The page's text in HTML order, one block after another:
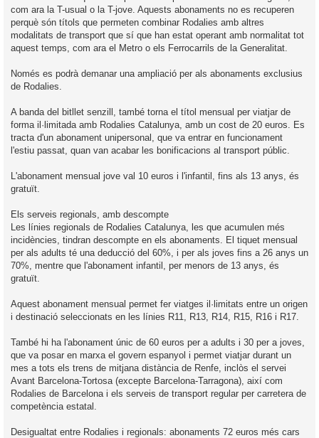
com ara la T-usual o la T-jove. Aquests abonaments no es recuperen
perquè són títols que permeten combinar Rodalies amb altres
modalitats de transport que sí que han estat operant amb normalitat tot
aquest temps, com ara el Metro o els Ferrocarrils de la Generalitat.
Només es podrà demanar una ampliació per als abonaments exclusius
de Rodalies.
A banda del bitllet senzill, també torna el títol mensual per viatjar de
forma il·limitada amb Rodalies Catalunya, amb un cost de 20 euros. Es
tracta d'un abonament unipersonal, que va entrar en funcionament
l'estiu passat, quan van acabar les bonificacions al transport públic.
L'abonament mensual jove val 10 euros i l'infantil, fins als 13 anys, és
gratuït.
Els serveis regionals, amb descompte
Les línies regionals de Rodalies Catalunya, les que acumulen més
incidències, tindran descompte en els abonaments. El tiquet mensual
per als adults té una deducció del 60%, i per als joves fins a 26 anys un
70%, mentre que l'abonament infantil, per menors de 13 anys, és
gratuït.
Aquest abonament mensual permet fer viatges il·limitats entre un origen
i destinació seleccionats en les línies R11, R13, R14, R15, R16 i R17.
També hi ha l'abonament únic de 60 euros per a adults i 30 per a joves,
que va posar en marxa el govern espanyol i permet viatjar durant un
mes a tots els trens de mitjana distància de Renfe, inclòs el servei
Avant Barcelona-Tortosa (excepte Barcelona-Tarragona), així com
Rodalies de Barcelona i els serveis de transport regular per carretera de
competència estatal.
Desigualtat entre Rodalies i regionals: abonaments 72 euros més cars